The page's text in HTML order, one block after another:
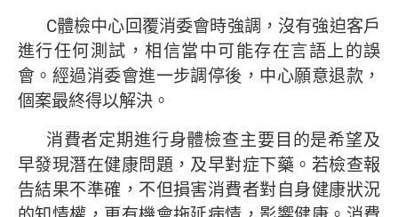
C體檢中心回覆消委會時強調，沒有強迫客戶
進行任何測試，相信當中可能存在言語上的誤
會。經過消委會進一步調停後，中心願意退款，
個案最終得以解決。
消費者定期進行身體檢查主要目的是希望及
早發現潛在健康問題，及早對症下藥。若檢查報
告結果不準確，不但損害消費者對自身健康狀況